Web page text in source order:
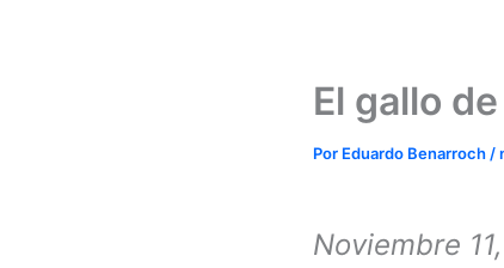
El gallo
Por Eduardo Benarroch /
Noviembre